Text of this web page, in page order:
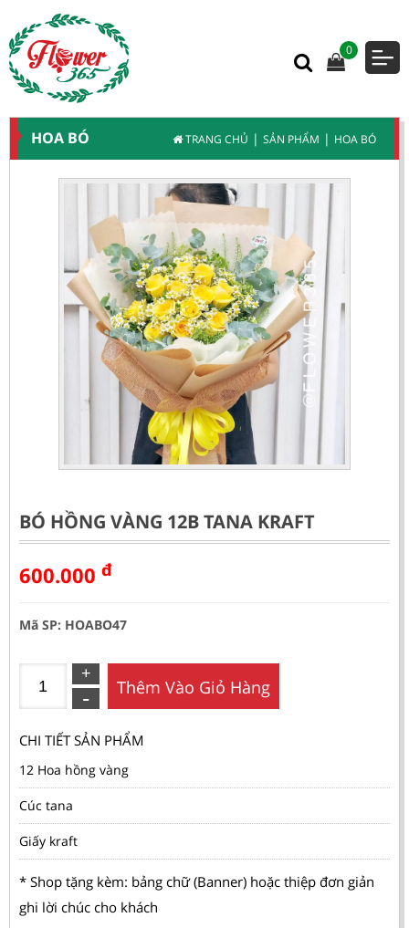
0
HOA BÓ TRANG CHỦ | SẢN PHẨM | HOA BÓ
BÓ HỒNG VÀNG 12B TANA KRAFT
600.000 đ
Mã SP: HOABO47
Thêm Vào Giỏ Hàng
CHI TIẾT SẢN PHẨM
12 Hoa hồng vàng
Cúc tana
Giấy kraft
* Shop tặng kèm: bảng chữ (Banner) hoặc thiệp đơn giản
ghi lời chúc cho khách